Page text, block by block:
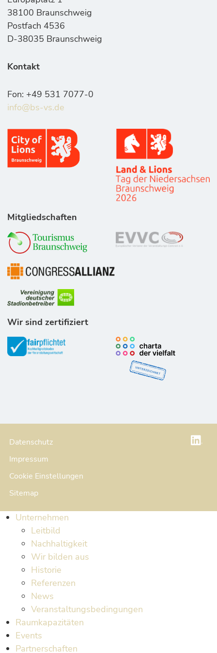
38100 Braunschweig
Postfach 4536
D-38035 Braunschweig
Kontakt
Fon: +49 531 7077-0
info@bs-vs.de
Mitgliedschaften
Wir sind zertifiziert
Datenschutz
Impressum
Cookie Einstellungen
Sitemap
Unternehmen
Leitbild
Nachhaltigkeit
Wir bilden aus
Historie
Referenzen
News
Veranstaltungsbedingungen
Raumkapazitäten
Events
Partnerschaften